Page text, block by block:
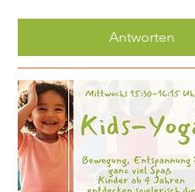
Antworten